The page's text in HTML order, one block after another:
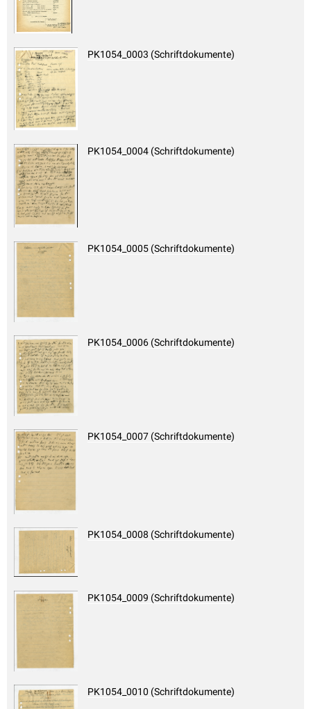
PK1054_0003 (Schriftdokumente)
PK1054_0004 (Schriftdokumente)
PK1054_0005 (Schriftdokumente)
PK1054_0006 (Schriftdokumente)
PK1054_0007 (Schriftdokumente)
PK1054_0008 (Schriftdokumente)
PK1054_0009 (Schriftdokumente)
PK1054_0010 (Schriftdokumente)